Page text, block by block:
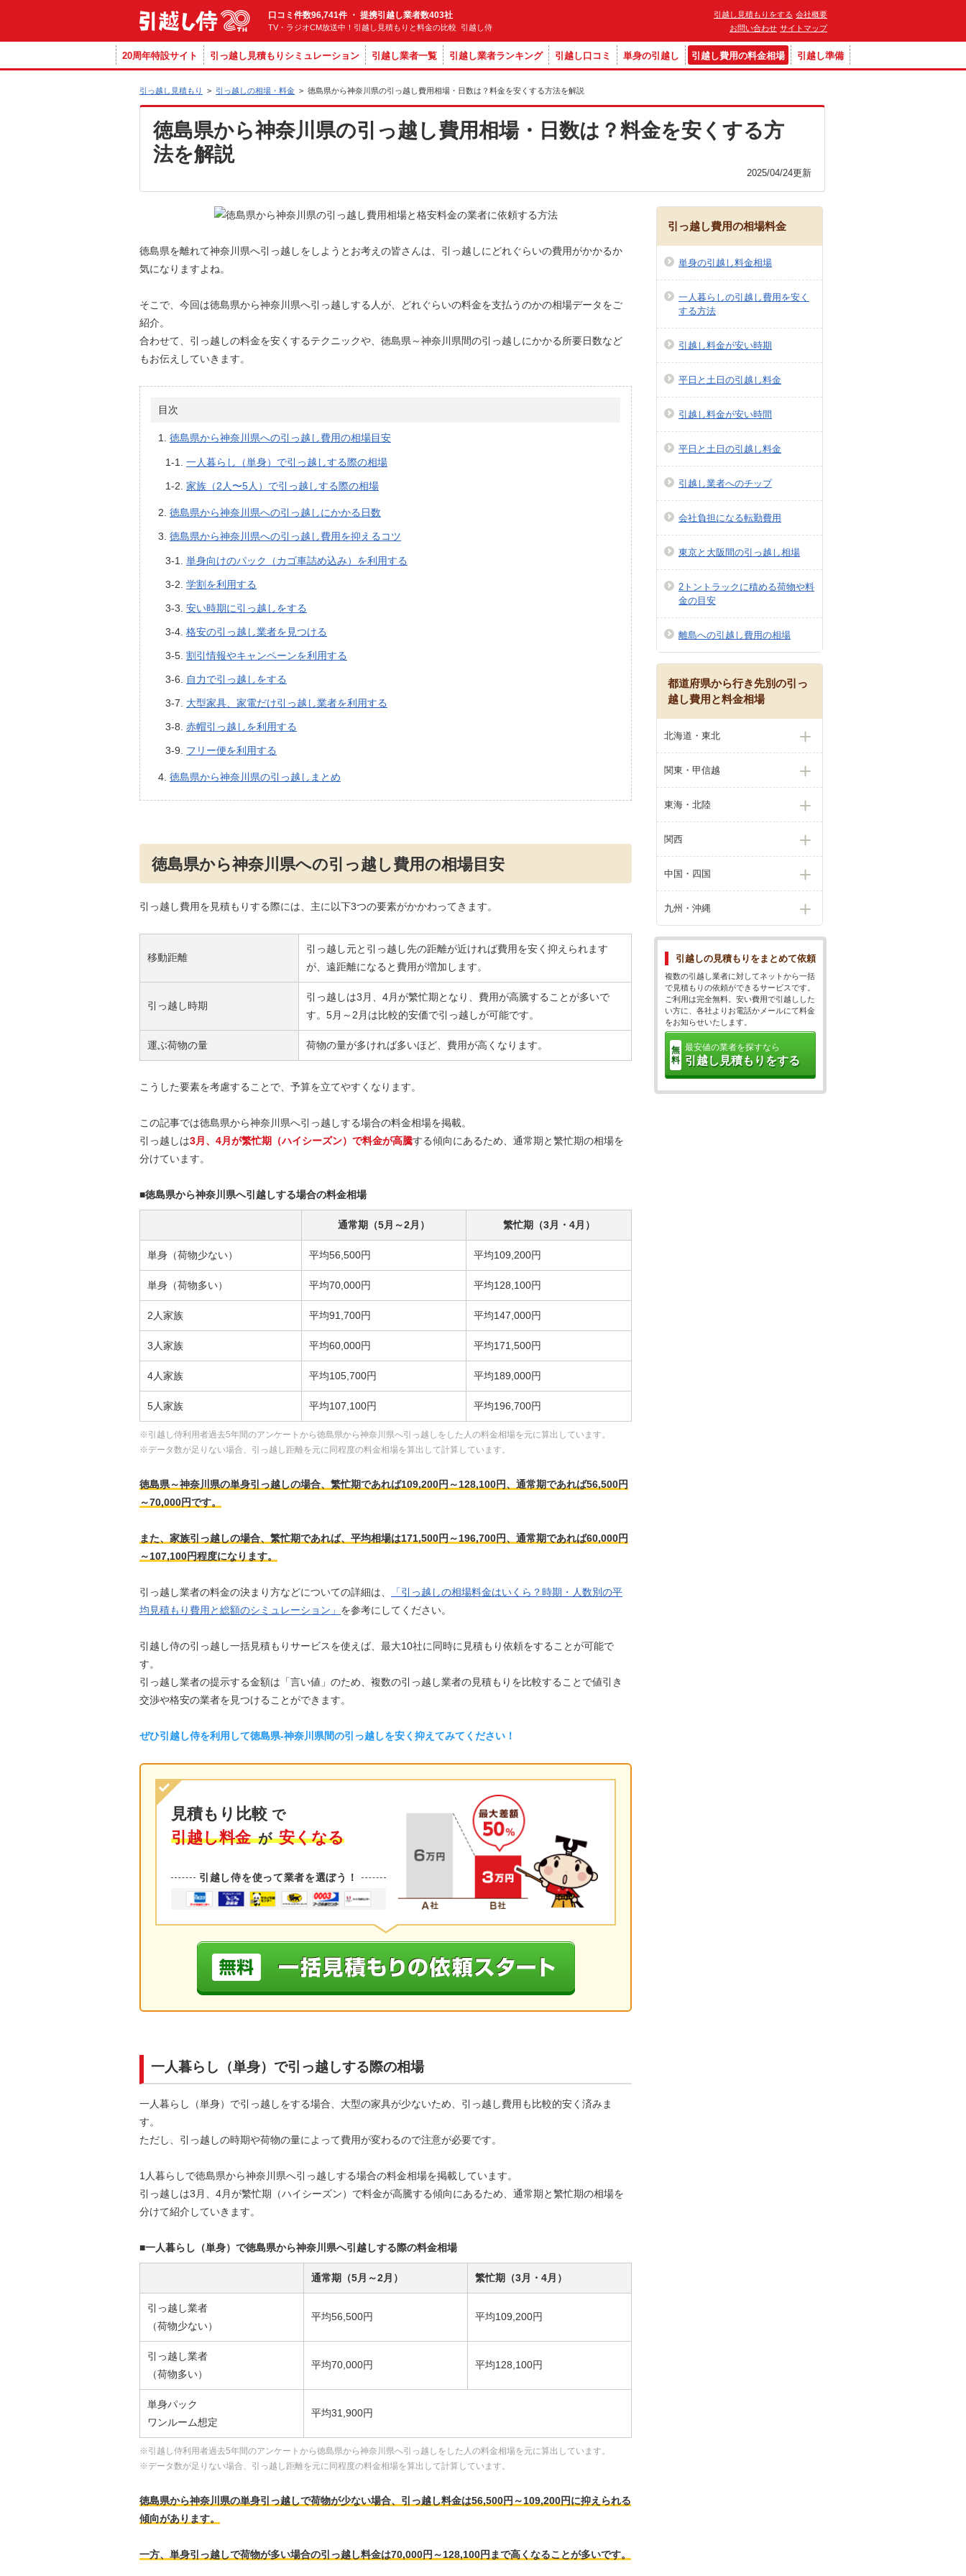
口コミ件数96,741件 ・ 提携引越し業者数403社
TV・ラジオCM放送中！引越し見積もりと料金の比較 引越し侍
引越し見積もりをする 会社概要
お問い合わせ サイトマップ
20周年特設サイト 引っ越し見積もりシミュレーション 引越し業者一覧 引越し業者ランキング 引越し口コミ 単身の引越し 引越し費用の料金相場 引越し準備
引っ越し見積もり > 引っ越しの相場・料金 > 徳島県から神奈川県の引っ越し費用相場・日数は？料金を安くする方法を解説
徳島県から神奈川県の引っ越し費用相場・日数は？料金を安くする方
法を解説
2025/04/24更新
徳島県を離れて神奈川県へ引っ越しをしようとお考えの皆さんは、引っ越しにどれぐらいの費用がかかるか
気になりますよね。
そこで、今回は徳島県から神奈川県へ引っ越しする人が、どれぐらいの料金を支払うのかの相場データをご
紹介。
合わせて、引っ越しの料金を安くするテクニックや、徳島県～神奈川県間の引っ越しにかかる所要日数など
もお伝えしていきます。
目次
徳島県から神奈川県への引っ越し費用の相場目安
一人暮らし（単身）で引っ越しする際の相場
家族（2人〜5人）で引っ越しする際の相場
徳島県から神奈川県への引っ越しにかかる日数
徳島県から神奈川県への引っ越し費用を抑えるコツ
単身向けのパック（カゴ車詰め込み）を利用する
学割を利用する
安い時期に引っ越しをする
格安の引っ越し業者を見つける
割引情報やキャンペーンを利用する
自力で引っ越しをする
大型家具、家電だけ引っ越し業者を利用する
赤帽引っ越しを利用する
フリー便を利用する
徳島県から神奈川県の引っ越しまとめ
徳島県から神奈川県への引っ越し費用の相場目安
引っ越し費用を見積もりする際には、主に以下3つの要素がかかわってきます。
移動距離
引っ越し元と引っ越し先の距離が近ければ費用を安く抑えられます
が、遠距離になると費用が増加します。
引っ越し時期
引っ越しは3月、4月が繁忙期となり、費用が高騰することが多いで
す。5月～2月は比較的安価で引っ越しが可能です。
運ぶ荷物の量 荷物の量が多ければ多いほど、費用が高くなります。
こうした要素を考慮することで、予算を立てやすくなります。
この記事では徳島県から神奈川県へ引っ越しする場合の料金相場を掲載。
引っ越しは3月、4月が繁忙期（ハイシーズン）で料金が高騰する傾向にあるため、通常期と繁忙期の相場を
分けています。
■徳島県から神奈川県へ引越しする場合の料金相場
通常期（5月～2月） 繁忙期（3月・4月）
単身（荷物少ない） 平均56,500円 平均109,200円
単身（荷物多い） 平均70,000円 平均128,100円
2人家族 平均91,700円 平均147,000円
3人家族 平均60,000円 平均171,500円
4人家族 平均105,700円 平均189,000円
5人家族 平均107,100円 平均196,700円
※引越し侍利用者過去5年間のアンケートから徳島県から神奈川県へ引っ越しをした人の料金相場を元に算出しています。
※データ数が足りない場合、引っ越し距離を元に同程度の料金相場を算出して計算しています。
徳島県～神奈川県の単身引っ越しの場合、繁忙期であれば109,200円～128,100円、通常期であれば56,500円
～70,000円です。
また、家族引っ越しの場合、繁忙期であれば、平均相場は171,500円～196,700円、通常期であれば60,000円
～107,100円程度になります。
引っ越し業者の料金の決まり方などについての詳細は、
「引っ越しの相場料金はいくら？時期・人数別の平
均見積もり費用と総額のシミュレーション」 を参考にしてください。
引越し侍の引っ越し一括見積もりサービスを使えば、最大10社に同時に見積もり依頼をすることが可能で
す。
引っ越し業者の提示する金額は「言い値」のため、複数の引っ越し業者の見積もりを比較することで値引き
交渉や格安の業者を見つけることができます。
ぜひ引越し侍を利用して徳島県-神奈川県間の引っ越しを安く抑えてみてください！
見積もり比較 で
引越し料金 が 安くなる
引越し侍を使って業者を選ぼう！
一人暮らし（単身）で引っ越しする際の相場
一人暮らし（単身）で引っ越しをする場合、大型の家具が少ないため、引っ越し費用も比較的安く済みま
す。
ただし、引っ越しの時期や荷物の量によって費用が変わるので注意が必要です。
1人暮らしで徳島県から神奈川県へ引っ越しする場合の料金相場を掲載しています。
引っ越しは3月、4月が繁忙期（ハイシーズン）で料金が高騰する傾向にあるため、通常期と繁忙期の相場を
分けて紹介していきます。
■一人暮らし（単身）で徳島県から神奈川県へ引越しする際の料金相場
通常期（5月～2月） 繁忙期（3月・4月）
引っ越し業者
（荷物少ない）
平均56,500円 平均109,200円
引っ越し業者
（荷物多い）
平均70,000円 平均128,100円
単身パック
ワンルーム想定
平均31,900円
※引越し侍利用者過去5年間のアンケートから徳島県から神奈川県へ引っ越しをした人の料金相場を元に算出しています。
※データ数が足りない場合、引っ越し距離を元に同程度の料金相場を算出して計算しています。
徳島県から神奈川県の単身引っ越しで荷物が少ない場合、引っ越し料金は56,500円～109,200円に抑えられる
傾向があります。
一方、単身引っ越しで荷物が多い場合の引っ越し料金は70,000円～128,100円まで高くなることが多いです。
引っ越し費用の相場料金
単身の引越し料金相場
一人暮らしの引越し費用を安く
する方法
引越し料金が安い時期
平日と土日の引越し料金
引越し料金が安い時間
平日と土日の引越し料金
引越し業者へのチップ
会社負担になる転勤費用
東京と大阪間の引っ越し相場
2トントラックに積める荷物や料
金の目安
離島への引越し費用の相場
都道府県から行き先別の引っ
越し費用と料金相場
北海道・東北
関東・甲信越
東海・北陸
関西
中国・四国
九州・沖縄
引越しの見積もりをまとめて依頼
複数の引越し業者に対してネットから一括
で見積もりの依頼ができるサービスです。
ご利用は完全無料。安い費用で引越しした
い方に、各社よりお電話かメールにて料金
をお知らせいたします。
無
料
最安値の業者を探すなら
引越し見積もりをする